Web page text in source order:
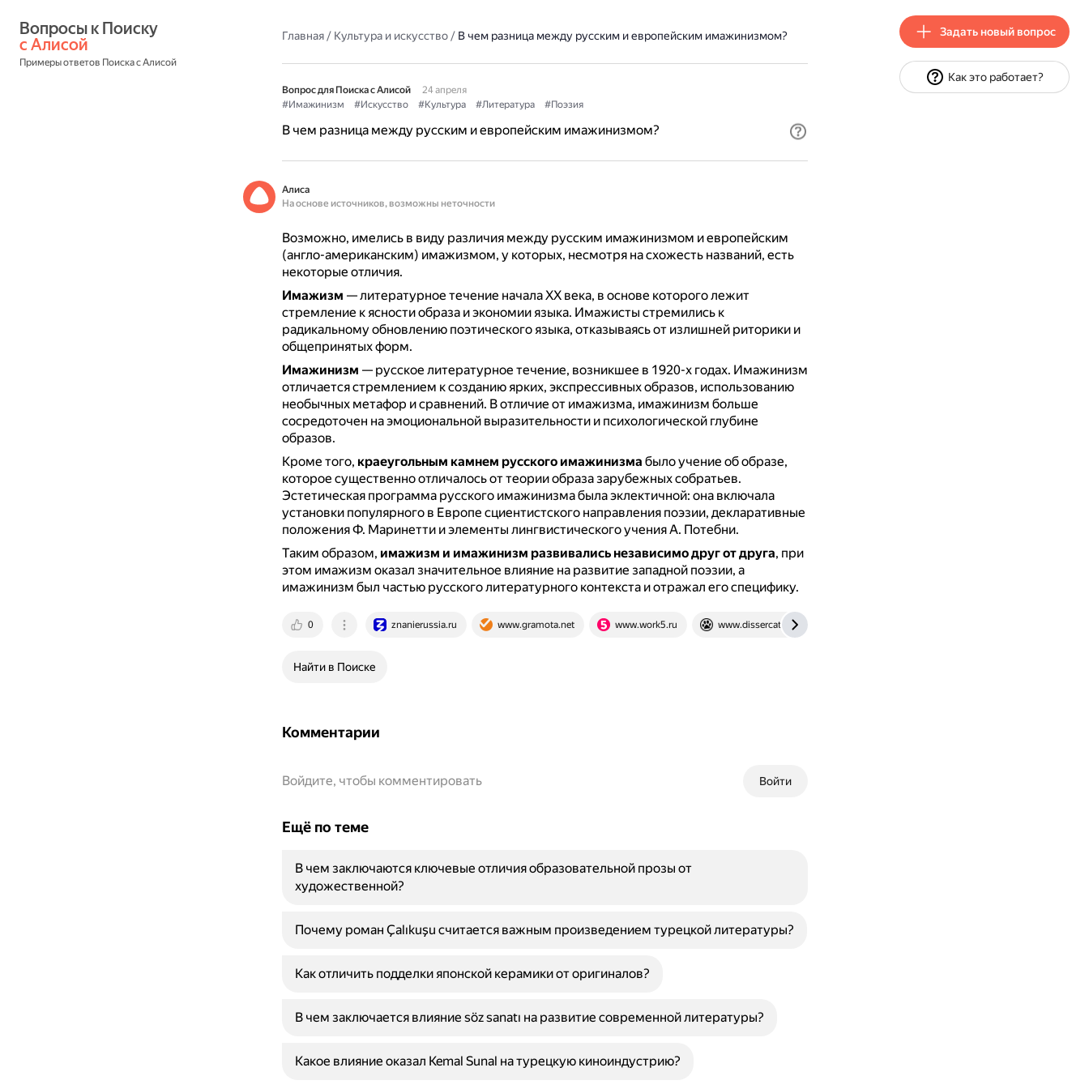
с Алисой
Примеры ответов Поиска с Алисой
Главная/ Культура и искусство/ В чем разница между русским и европейским имажинизмом?
Вопрос для Поиска с Алисой
24 апреля
#Имажинизм
#Искусство #Культура #Литература #Поэзия
В чем разница между русским и европейским имажинизмом?
Алиса
На основе источников, возможны неточности
Возможно, имелись в виду различия между русским имажинизмом и европейским
(англо-американским) имажизмом, у которых, несмотря на схожесть названий, есть
некоторые отличия.
Имажизм — литературное течение начала XX века, в основе которого лежит
стремление к ясности образа и экономии языка. Имажисты стремились к
радикальному обновлению поэтического языка, отказываясь от излишней риторики и
общепринятых форм.
Имажинизм — русское литературное течение, возникшее в 1920-х годах. Имажинизм
отличается стремлением к созданию ярких, экспрессивных образов, использованию
необычных метафор и сравнений. В отличие от имажизма, имажинизм больше
сосредоточен на эмоциональной выразительности и психологической глубине
образов.
Кроме того, краеугольным камнем русского имажинизма было учение об образе,
которое существенно отличалось от теории образа зарубежных собратьев.
Эстетическая программа русского имажинизма была эклектичной: она включала
установки популярного в Европе сциентистского направления поэзии, декларативные
положения Ф. Маринетти и элементы лингвистического учения А. Потебни.
Таким образом, имажизм и имажинизм развивались независимо друг от друга, при
этом имажизм оказал значительное влияние на развитие западной поэзии, а
имажинизм был частью русского литературного контекста и отражал его специфику.
0 znanierussia.ru www.gramota.net www.work5.ru www.dissercat.com
Найти в Поиске
Комментарии
Войти
Войдите, чтобы комментировать
Ещё по теме
В чем заключаются ключевые отличия образовательной прозы от
художественной?
Почему роман Çalıkuşu считается важным произведением турецкой литературы?
Как отличить подделки японской керамики от оригиналов?
В чем заключается влияние söz sanatı на развитие современной литературы?
Какое влияние оказал Kemal Sunal на турецкую киноиндустрию?
Задать новый вопрос
Как это работает?